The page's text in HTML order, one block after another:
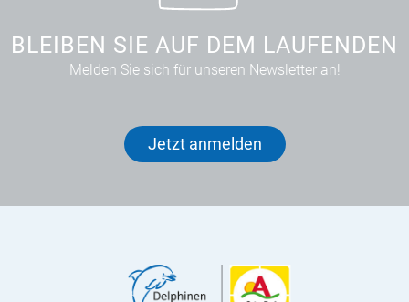
BLEIBEN SIE AUF DEM LAUFENDEN
Melden Sie sich für unseren Newsletter an!
Jetzt anmelden